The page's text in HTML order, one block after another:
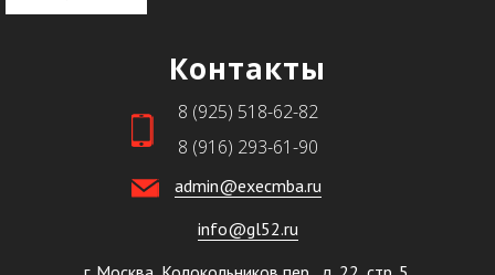
Контакты
8 (925) 518-62-82
8 (916) 293-61-90
admin@execmba.ru
info@gl52.ru